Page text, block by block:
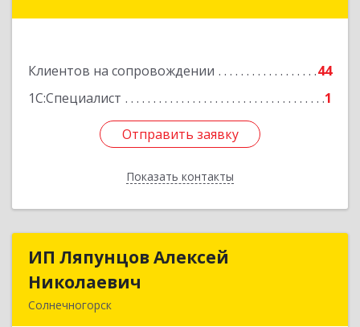
Клиентов на сопровождении
44
1С:Специалист
1
Отправить заявку
Показать контакты
Отправить заявку
Назад
ИП Ляпунцов Алексей
Николаевич
Солнечногорск
ИП Ляпунцов Алексей